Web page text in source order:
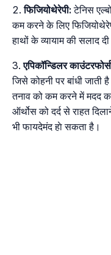
फिजियोथेरेपी: टेनिस
कम करने के लिए
हाथों के व्यायाम की सलाद
एपिकॉन्डिलर
जिसे कोहनी पर बांधी जाती
तनाव को कम करने में मदद
ऑर्थोस को दर्द से राहत
भी फायदेमंद हाे सकता है।